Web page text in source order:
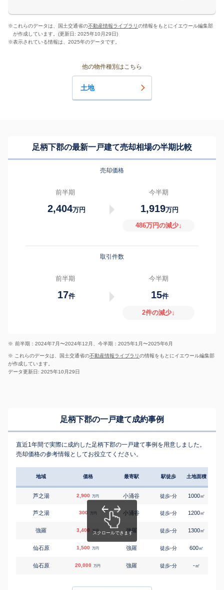
※ これらのデータは、国土交通省の不動産情報ライブラリの情報をもとにイエウール編集部
が作成しています。(更新日: 2025年10月29日)
※表示されている情報は、2025年のデータです。
他の物件種別はこちら
土地
足柄下郡の最新一戸建て売却相場の半期比較
売却価格
前半期
2,404万円
今半期
1,919万円
486万円の減少↓
取引件数
前半期
17件
今半期
15件
2件の減少↓
※ 前半期：2024年7月〜2024年12月、今半期：2025年1月〜2025年6月
※ これらのデータは、国土交通省の不動産情報ライブラリの情報をもとにイエウール編集部
が作成しています。
データ更新日: 2025年10月29日
足柄下郡の一戸建て成約事例
直近1年間で実際に成約した足柄下郡の一戸建て事例を用意しました。
売却価格の参考情報としてお役立てください。
地域 価格 最寄駅 駅徒歩 土地面積
芦之湯 2,900 万円 小涌谷 徒歩-分 1000㎡
芦之湯 300 万円 小涌谷 徒歩-分 1200㎡
強羅 3,400 万円 強羅 徒歩-分 1300㎡
仙石原 1,500 万円 強羅 徒歩-分 600㎡
仙石原 20,000 万円 強羅 徒歩-分 -㎡